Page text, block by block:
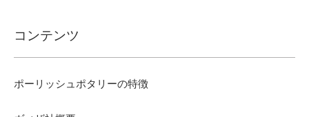
コンテンツ
ポーリッシュポタリーの特徴